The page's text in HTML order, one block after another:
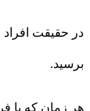
در حقیقت افراد
برسید.
هر زمان که با